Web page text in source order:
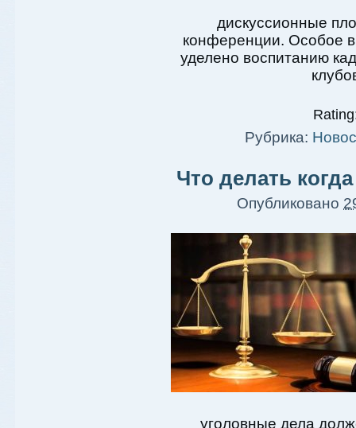
дискуссионные
конференции. Особое
уделено воспитанию
Рубрика:
Что делать
Опубликовано
уголовные дела